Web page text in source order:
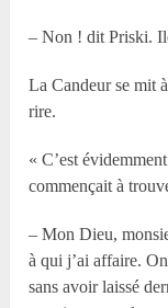
– Non ! dit Priski.
La Candeur se mit
rire.
« C’est
commençait à
– Mon Dieu,
à qui j’ai affaire.
sans avoir laissé